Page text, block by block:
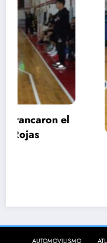
Despedida
el final pero no